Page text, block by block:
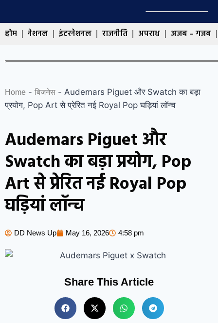
होम नेशनल इंटरनेशनल राजनीति अपराध अजब – गजब
Home - बिजनेस - Audemars Piguet और Swatch का बड़ा
प्रयोग, Pop Art से प्रेरित नई Royal Pop घड़ियां लॉन्च
Audemars Piguet और
Swatch का बड़ा प्रयोग, Pop
Art से प्रेरित नई Royal Pop
घड़ियां लॉन्च
DD News Up May 16, 2026 4:58 pm
Share This Article